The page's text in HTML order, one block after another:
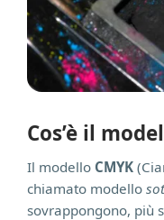
Cos’è il
Il modello CMYK
chiamato modello
sovrappongono, più